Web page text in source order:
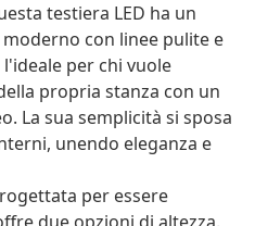
testiera LED ha un
con linee pulite e
per chi vuole
propria stanza con un
La sua semplicità si sposa
unendo eleganza e
per essere